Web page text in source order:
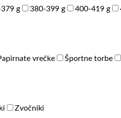
g 380-399 g 400-419 g
vrečke Športne torbe
Zvočniki